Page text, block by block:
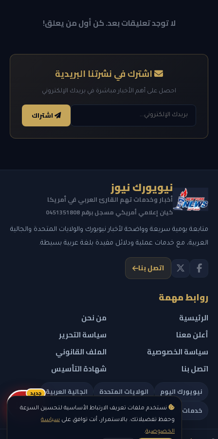
نستخدم ملفات تعريف الارتباط الأساسية لتحسين السرعة
وحفظ تفضيلاتك. بالاستمرار، أنت توافق على سياسة
الخصوصية.
لا توجد تعليقات بعد. كن أول من يعلق!
اشترك في نشرتنا البريدية
احصل على أهم الأخبار مباشرة في بريدك الإلكتروني
اشتراك
نيويورك نيوز
أخبار وخدمات تهم القارئ العربي في أمريكا
كيان إعلامي أمريكي مسجل برقم 0451351808
متابعة يومية سريعة وواضحة لأخبار نيويورك والولايات المتحدة والجالية
العربية، مع خدمات عملية ودلائل مفيدة بلغة عربية بسيطة.
اتصل بنا
روابط مهمة
الرئيسية
من نحن
أعلن معنا
سياسة التحرير
سياسة الخصوصية
الملف القانوني
اتصل بنا
شهادة التأسيس
نيويورك اليوم الولايات المتحدة
الجالية العربية
خدمات تهمك
ريلز
جديد